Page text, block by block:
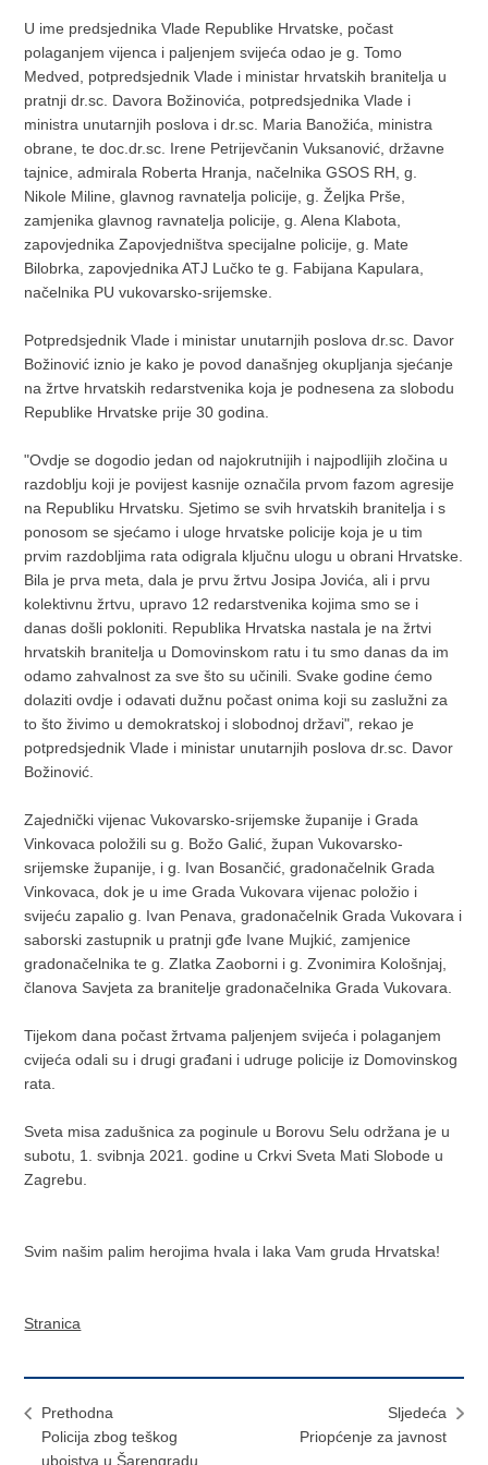
U ime predsjednika Vlade Republike Hrvatske, počast
polaganjem vijenca i paljenjem svijeća odao je g. Tomo
Medved, potpredsjednik Vlade i ministar hrvatskih branitelja u
pratnji dr.sc. Davora Božinovića, potpredsjednika Vlade i
ministra unutarnjih poslova i dr.sc. Maria Banožića, ministra
obrane, te doc.dr.sc. Irene Petrijevčanin Vuksanović, državne
tajnice, admirala Roberta Hranja, načelnika GSOS RH, g.
Nikole Miline, glavnog ravnatelja policije, g. Željka Prše,
zamjenika glavnog ravnatelja policije, g. Alena Klabota,
zapovjednika Zapovjedništva specijalne policije, g. Mate
Bilobrka, zapovjednika ATJ Lučko te g. Fabijana Kapulara,
načelnika PU vukovarsko-srijemske.
Potpredsjednik Vlade i ministar unutarnjih poslova dr.sc. Davor
Božinović iznio je kako je povod današnjeg okupljanja sjećanje
na žrtve hrvatskih redarstvenika koja je podnesena za slobodu
Republike Hrvatske prije 30 godina.
"Ovdje se dogodio jedan od najokrutnijih i najpodlijih zločina u
razdoblju koji je povijest kasnije označila prvom fazom agresije
na Republiku Hrvatsku. Sjetimo se svih hrvatskih branitelja i s
ponosom se sjećamo i uloge hrvatske policije koja je u tim
prvim razdobljima rata odigrala ključnu ulogu u obrani Hrvatske.
Bila je prva meta, dala je prvu žrtvu Josipa Jovića, ali i prvu
kolektivnu žrtvu, upravo 12 redarstvenika kojima smo se i
danas došli pokloniti. Republika Hrvatska nastala je na žrtvi
hrvatskih branitelja u Domovinskom ratu i tu smo danas da im
odamo zahvalnost za sve što su učinili. Svake godine ćemo
dolaziti ovdje i odavati dužnu počast onima koji su zaslužni za
to što živimo u demokratskoj i slobodnoj državi", rekao je
potpredsjednik Vlade i ministar unutarnjih poslova dr.sc. Davor
Božinović.
Zajednički vijenac Vukovarsko-srijemske županije i Grada
Vinkovaca položili su g. Božo Galić, župan Vukovarsko-
srijemske županije, i g. Ivan Bosančić, gradonačelnik Grada
Vinkovaca, dok je u ime Grada Vukovara vijenac položio i
svijeću zapalio g. Ivan Penava, gradonačelnik Grada Vukovara i
saborski zastupnik u pratnji gđe Ivane Mujkić, zamjenice
gradonačelnika te g. Zlatka Zaoborni i g. Zvonimira Kološnjaj,
članova Savjeta za branitelje gradonačelnika Grada Vukovara.
Tijekom dana počast žrtvama paljenjem svijeća i polaganjem
cvijeća odali su i drugi građani i udruge policije iz Domovinskog
rata.
Sveta misa zadušnica za poginule u Borovu Selu održana je u
subotu, 1. svibnja 2021. godine u Crkvi Sveta Mati Slobode u
Zagrebu.
Svim našim palim herojima hvala i laka Vam gruda Hrvatska!
Stranica
Prethodna
Policija zbog teškog
ubojstva u Šarengradu
Sljedeća
Priopćenje za javnost